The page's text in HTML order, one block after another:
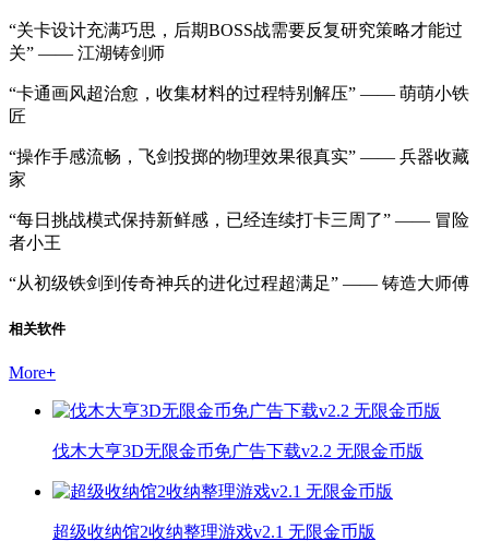
“关卡设计充满巧思，后期BOSS战需要反复研究策略才能过
关” —— 江湖铸剑师
“卡通画风超治愈，收集材料的过程特别解压” —— 萌萌小铁
匠
“操作手感流畅，飞剑投掷的物理效果很真实” —— 兵器收藏
家
“每日挑战模式保持新鲜感，已经连续打卡三周了” —— 冒险
者小王
“从初级铁剑到传奇神兵的进化过程超满足” —— 铸造大师傅
相关软件
More+
伐木大亨3D无限金币免广告下载v2.2 无限金币版
超级收纳馆2收纳整理游戏v2.1 无限金币版